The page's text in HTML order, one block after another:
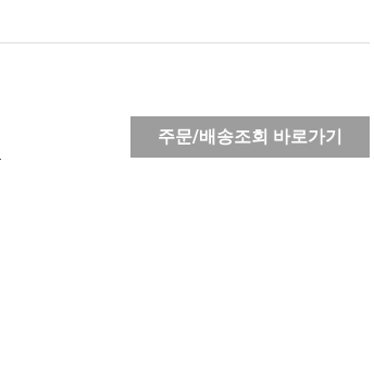
주문/배송조회 바로가기